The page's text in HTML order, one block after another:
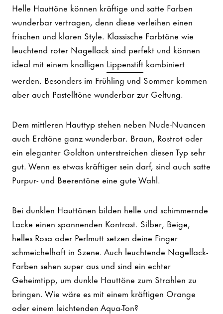
Helle Hauttöne können kräftige und satte Farben
wunderbar vertragen, denn diese verleihen einen
frischen und klaren Style. Klassische Farbtöne wie
leuchtend roter Nagellack sind perfekt und können
ideal mit einem knalligen Lippenstift kombiniert
werden. Besonders im Frühling und Sommer kommen
aber auch Pastelltöne wunderbar zur Geltung.
Dem mittleren Hauttyp stehen neben Nude-Nuancen
auch Erdtöne ganz wunderbar. Braun, Rostrot oder
ein eleganter Goldton unterstreichen diesen Typ sehr
gut. Wenn es etwas kräftiger sein darf, sind auch satte
Purpur- und Beerentöne eine gute Wahl.
Bei dunklen Hauttönen bilden helle und schimmernde
Lacke einen spannenden Kontrast. Silber, Beige,
helles Rosa oder Perlmutt setzen deine Finger
schmeichelhaft in Szene. Auch leuchtende Nagellack-
Farben sehen super aus und sind ein echter
Geheimtipp, um dunkle Hauttöne zum Strahlen zu
bringen. Wie wäre es mit einem kräftigen Orange
oder einem leichtenden Aqua-Ton?